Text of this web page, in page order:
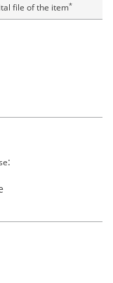
file of the item*
: